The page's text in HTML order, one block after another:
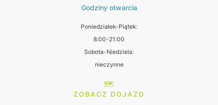
Godziny otwarcia
Poniedziałek-Piątek:
8:00-21:00
Sobota-Niedziela:
nieczynne
🗺️
ZOBACZ DOJAZD